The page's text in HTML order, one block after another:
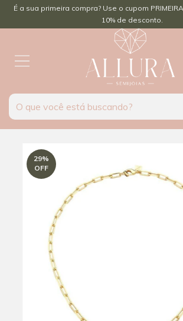
É a sua primeira compra? Use o cupom
10% de desconto.
29%
OFF